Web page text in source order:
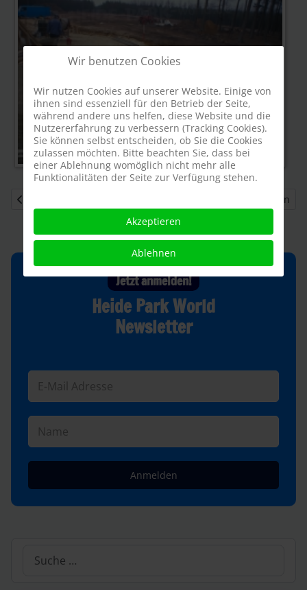
Vorheriger Beitrag: Dacharbeiten, die ErsteNächster Beitrag: Bauarbeiten
Bauarbeiten haben begonnen
Jetzt anmelden!
Heide Park World
Newsletter
Anmelden
Suchen
Wir benutzen Cookies
Wir nutzen Cookies auf unserer Website. Einige von
ihnen sind essenziell für den Betrieb der Seite,
während andere uns helfen, diese Website und die
Nutzererfahrung zu verbessern (Tracking Cookies).
Sie können selbst entscheiden, ob Sie die Cookies
zulassen möchten. Bitte beachten Sie, dass bei
einer Ablehnung womöglich nicht mehr alle
Funktionalitäten der Seite zur Verfügung stehen.
Akzeptieren
Ablehnen